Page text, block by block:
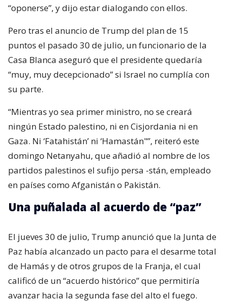
“oponerse”, y dijo estar dialogando con ellos.
Pero tras el anuncio de Trump del plan de 15
puntos el pasado 30 de julio, un funcionario de la
Casa Blanca aseguró que el presidente quedaría
“muy, muy decepcionado” si Israel no cumplía con
su parte.
“Mientras yo sea primer ministro, no se creará
ningún Estado palestino, ni en Cisjordania ni en
Gaza. Ni ‘Fatahistán’ ni ‘Hamastán"”, reiteró este
domingo Netanyahu, que añadió al nombre de los
partidos palestinos el sufijo persa -stán, empleado
en países como Afganistán o Pakistán.
Una puñalada al acuerdo de “paz”
El jueves 30 de julio, Trump anunció que la Junta de
Paz había alcanzado un pacto para el desarme total
de Hamás y de otros grupos de la Franja, el cual
calificó de un “acuerdo histórico” que permitiría
avanzar hacia la segunda fase del alto el fuego.